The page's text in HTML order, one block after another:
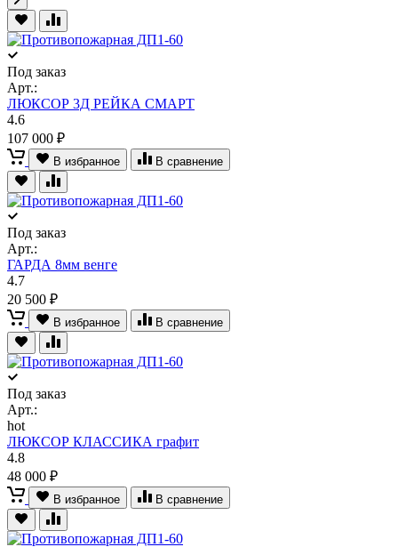
Под заказ
Арт.:
ЛЮКСОР 3Д РЕЙКА СМАРТ
4.6
107 000 ₽
В избранное В сравнение
Под заказ
Арт.:
ГАРДА 8мм венге
4.7
20 500 ₽
В избранное В сравнение
Под заказ
Арт.:
hot
ЛЮКСОР КЛАССИКА графит
4.8
48 000 ₽
В избранное В сравнение